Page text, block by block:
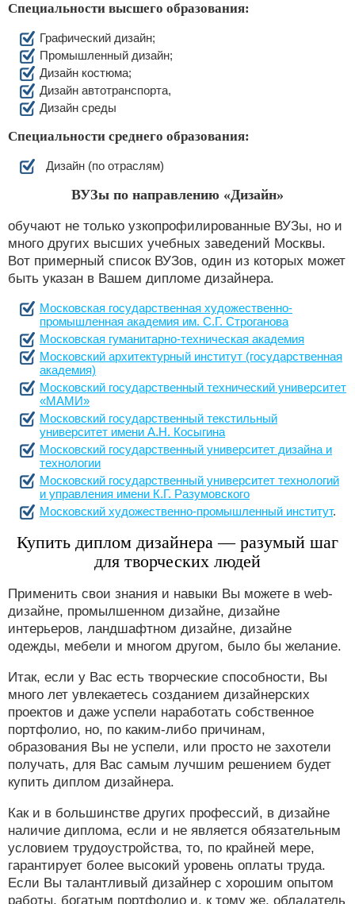
Специальности высшего образования:
Графический дизайн;
Промышленный дизайн;
Дизайн костюма;
Дизайн автотранспорта,
Дизайн среды
Специальности среднего образования:
Дизайн (по отраслям)
ВУЗы по направлению «Дизайн»
обучают не только узкопрофилированные ВУЗы, но и
много других высших учебных заведений Москвы.
Вот примерный список ВУЗов, один из которых может
быть указан в Вашем дипломе дизайнера.
Московская государственная художественно-
промышленная академия им. С.Г. Строганова
Московская гуманитарно-техническая академия
Московский архитектурный институт (государственная
академия)
Московский государственный технический университет
«МАМИ»
Московский государственный текстильный
университет имени А.Н. Косыгина
Московский государственный университет дизайна и
технологии
Московский государственный университет технологий
и управления имени К.Г. Разумовского
Московский художественно-промышленный институт.
Купить диплом дизайнера — разумый шаг
для творческих людей
Применить свои знания и навыки Вы можете в web-
дизайне, промылшенном дизайне, дизайне
интерьеров, ландшафтном дизайне, дизайне
одежды, мебели и многом другом, было бы желание.
Итак, если у Вас есть творческие способности, Вы
много лет увлекаетесь созданием дизайнерских
проектов и даже успели наработать собственное
портфолио, но, по каким-либо причинам,
образования Вы не успели, или просто не захотели
получать, для Вас самым лучшим решением будет
купить диплом дизайнера.
Как и в большинстве других профессий, в дизайне
наличие диплома, если и не является обязательным
условием трудоустройства, то, по крайней мере,
гарантирует более высокий уровень оплаты труда.
Если Вы талантливый дизайнер с хорошим опытом
работы, богатым портфолио и, к тому же, обладатель